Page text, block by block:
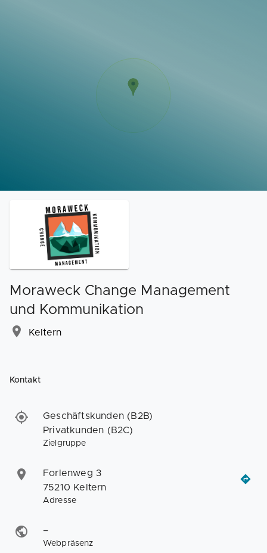
Webinare Magazin
Moraweck Change Management
und Kommunikation
Keltern
Kontakt
Geschäftskunden (B2B)
Privatkunden (B2C)
Zielgruppe
Forlenweg 3
75210 Keltern
Adresse
–
Webpräsenz